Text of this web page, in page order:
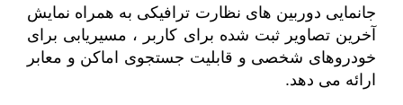
جانمایی دوربین های نظارت ترافیکی به همراه نمایش
آخرین تصاویر ثبت شده برای کاربر ، مسیریابی برای
خودروهای شخصی و قابلیت جستجوی اماکن و معابر
ارائه می دهد.